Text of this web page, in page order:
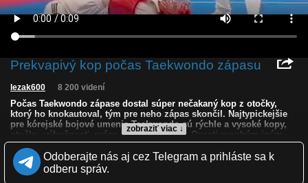
Prekvapivý kop počas Taekwondo zápasu
zobraziť viac ↓
lezak600 8 200 videní
Počas Taekwondo zápase dostal súper nečakaný kop z otočky,
ktorý ho knokautoval, tým pre neho zápas skončil. Najtypickejšie
pre kórejské bojové umenie Taekwondo sú rýchle a vysoké kopy,
otočky, výbušnosť, práca nôh a presnosť. Oproti mnohým iným
bojovým umeniam je taekwondo výrazne zamerané na kopacie
techniky – kopy na telo, hlavu, otočné kopy či skákavé techniky.
Kvalita:
Odoberajte nás aj cez Telegram a prihláste sa k
odberu správ.